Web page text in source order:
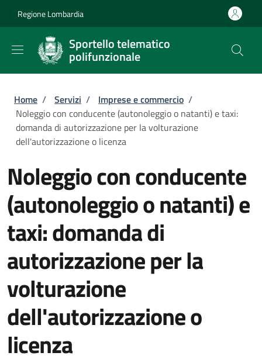
Regione Lombardia
Sportello telematico
polifunzionale
Briciole di pane
Home / Servizi / Imprese e commercio /
Noleggio con conducente (autonoleggio o natanti) e taxi:
domanda di autorizzazione per la volturazione
dell'autorizzazione o licenza
Noleggio con conducente
(autonoleggio o natanti) e
taxi: domanda di
autorizzazione per la
volturazione
dell'autorizzazione o
licenza